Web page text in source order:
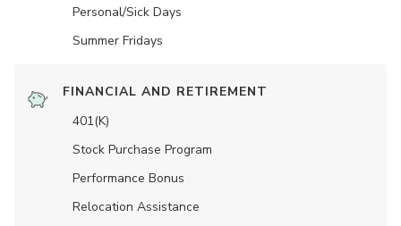
Personal/Sick Days
Summer Fridays
FINANCIAL AND RETIREMENT
401(K)
Stock Purchase Program
Performance Bonus
Relocation Assistance